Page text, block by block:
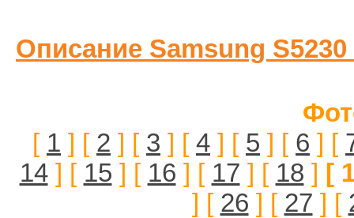
Описание Samsung S5230
[ 1 ] [ 2 ] [ 3 ] [ 4 ] [ 5 ] [ 6 ] [
14] [ 15 ] [ 16 ] [ 17 ] [ 18 ] [
] [ 26 ] [ 27 ] [